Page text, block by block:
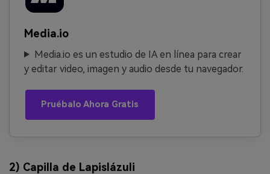
Media.io
Media.io es un estudio de IA en línea para crear
y editar video, imagen y audio desde tu navegador.
Pruébalo Ahora Gratis
2) Capilla de Lapislázuli